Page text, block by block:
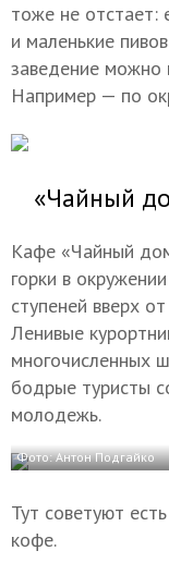
тоже не отстает:
и маленькие
заведение можно
Например — по
«Чайный
Кафе «Чайный
горки в
ступеней вверх
Ленивые
многочисленных
бодрые туристы
молодежь.
Фото: Антон Подгайко
Тут советуют
кофе.